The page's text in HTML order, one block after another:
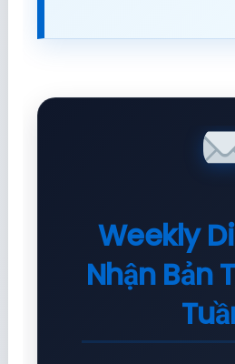
Weekly
Nhận Bản